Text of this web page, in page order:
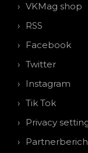
VKMag shop
RSS
Facebook
Twitter
Instagram
Tik Tok
Privacy